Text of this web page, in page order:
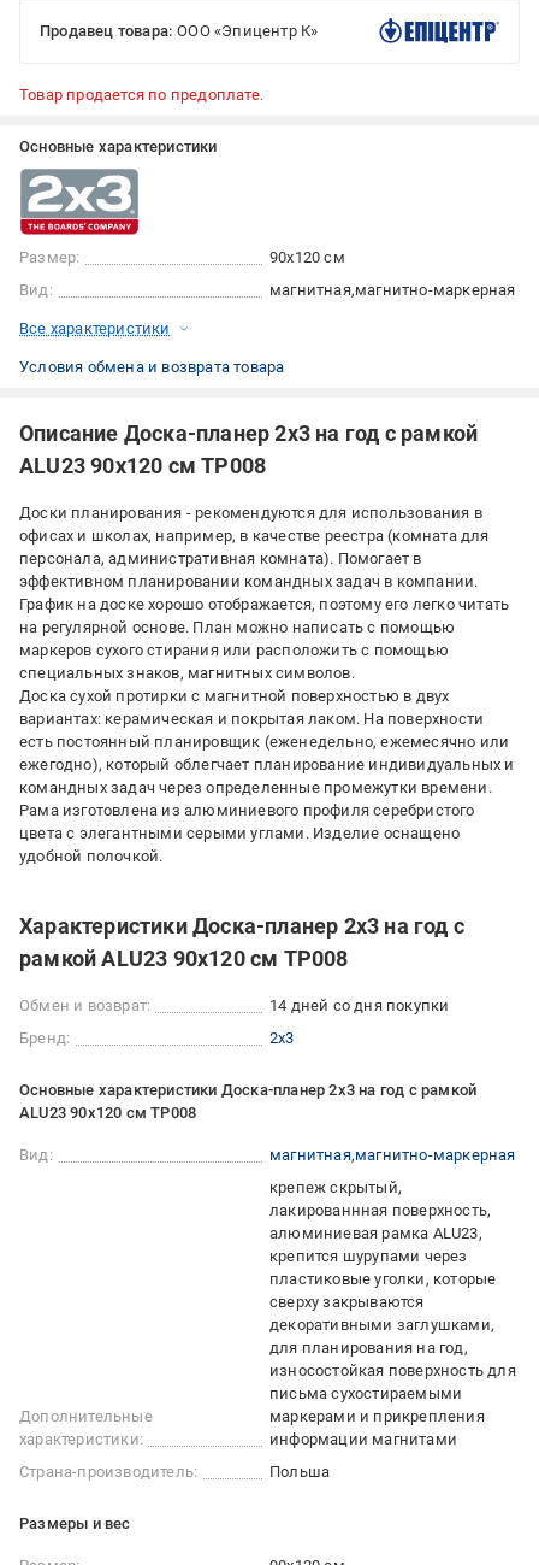
Продавец товара: ООО «Эпицентр К»
Товар продается по предоплате.
Основные характеристики
Размер:
90x120 см
Вид:
магнитная магнитно-маркерная
Все характеристики
Условия обмена и возврата товара
Описание Доска-планер 2х3 на год с рамкой
ALU23 90х120 см TP008
Доски планирования - рекомендуются для использования в
офисах и школах, например, в качестве реестра (комната для
персонала, административная комната). Помогает в
эффективном планировании командных задач в компании.
График на доске хорошо отображается, поэтому его легко читать
на регулярной основе. План можно написать с помощью
маркеров сухого стирания или расположить с помощью
специальных знаков, магнитных символов.
Доска сухой протирки с магнитной поверхностью в двух
вариантах: керамическая и покрытая лаком. На поверхности
есть постоянный планировщик (еженедельно, ежемесячно или
ежегодно), который облегчает планирование индивидуальных и
командных задач через определенные промежутки времени.
Рама изготовлена из алюминиевого профиля серебристого
цвета с элегантными серыми углами. Изделие оснащено
удобной полочкой.
Характеристики Доска-планер 2х3 на год с
рамкой ALU23 90х120 см TP008
Обмен и возврат:
14 дней со дня покупки
Бренд:
2х3
Основные характеристики Доска-планер 2х3 на год с рамкой
ALU23 90х120 см TP008
Вид: магнитная магнитно-маркерная
Дополнительные
характеристики:
крепеж скрытый
лакированнная поверхность
алюминиевая рамка ALU23
крепится шурупами через
пластиковые уголки, которые
сверху закрываются
декоративными заглушками
для планирования на год
износостойкая поверхность для
письма сухостираемыми
маркерами и прикрепления
информации магнитами
Страна-производитель:
Польша
Размеры и вес